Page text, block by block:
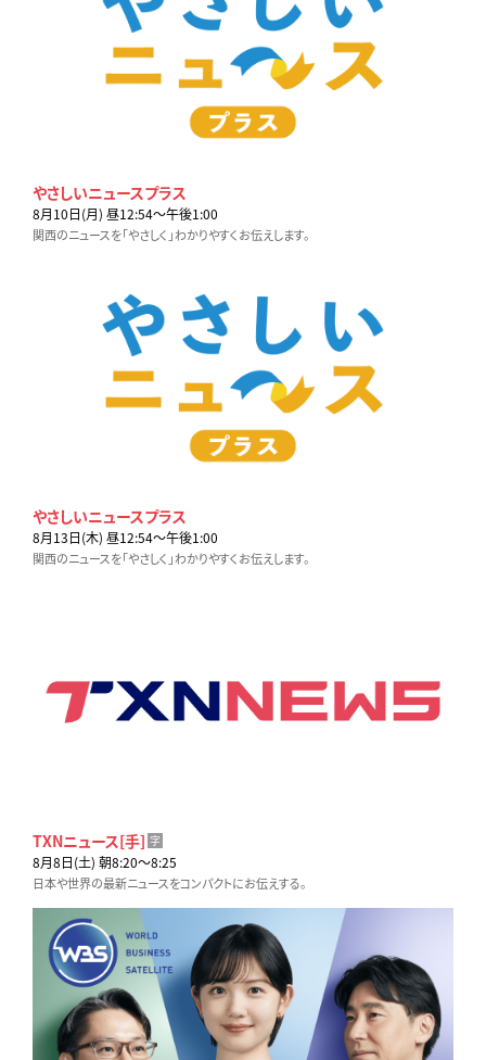
やさしいニュースプラス
8月10日(月) 昼12:54〜午後1:00
関西のニュースを「やさしく」わかりやすくお伝えします。
やさしいニュースプラス
8月13日(木) 昼12:54〜午後1:00
関西のニュースを「やさしく」わかりやすくお伝えします。
TXNニュース[手] 字
8月8日(土) 朝8:20〜8:25
日本や世界の最新ニュースをコンパクトにお伝えする。